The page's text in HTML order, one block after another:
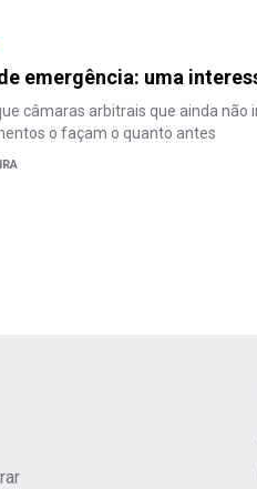
emergência: uma
câmaras arbitrais que ainda
o façam o quanto antes